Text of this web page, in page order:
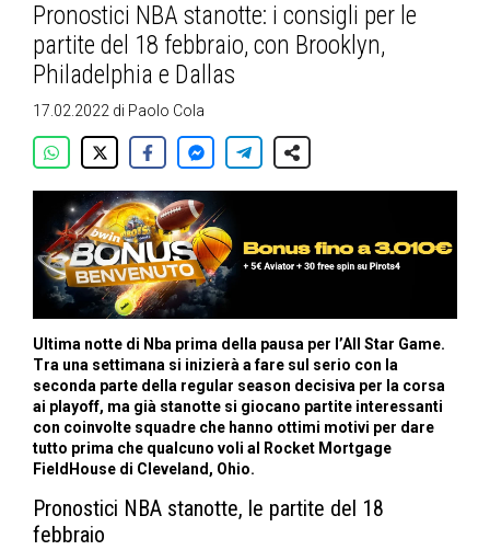
Pronostici NBA stanotte: i consigli per le
partite del 18 febbraio, con Brooklyn,
Philadelphia e Dallas
17.02.2022 di Paolo Cola
Ultima notte di Nba prima della pausa per l’All Star Game.
Tra una settimana si inizierà a fare sul serio con la
seconda parte della regular season decisiva per la corsa
ai playoff, ma già stanotte si giocano partite interessanti
con coinvolte squadre che hanno ottimi motivi per dare
tutto prima che qualcuno voli al Rocket Mortgage
FieldHouse di Cleveland, Ohio.
Pronostici NBA stanotte, le partite del 18
febbraio